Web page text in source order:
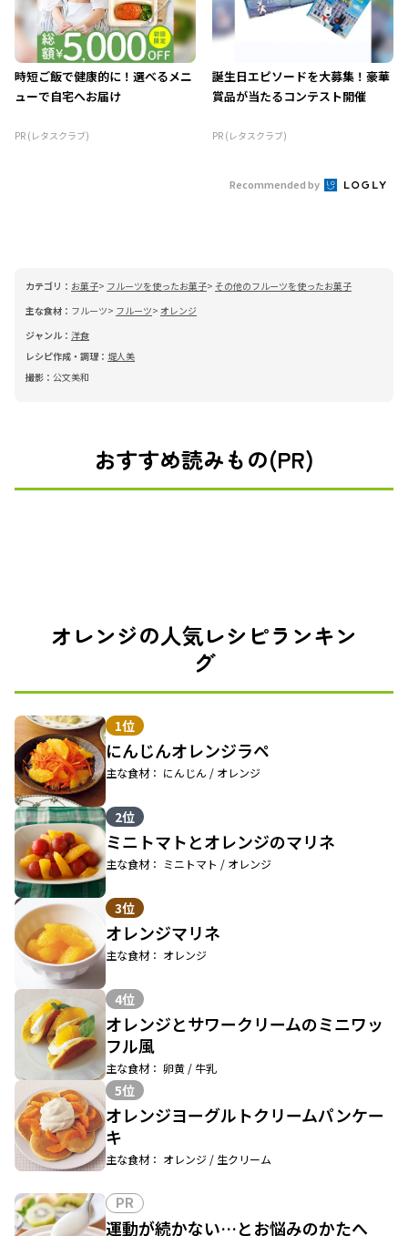
時短ご飯で健康的に！選べるメニ
ューで自宅へお届け
PR (レタスクラブ)
誕生日エピソードを大募集！豪華
賞品が当たるコンテスト開催
PR (レタスクラブ)
Recommended by
カテゴリ： お菓子 フルーツを使ったお菓子 その他のフルーツを使ったお菓子
主な食材： フルーツ フルーツ
オレンジ
ジャンル： 洋食
レシピ作成・調理： 堤人美
撮影： 公文美和
おすすめ読みもの(PR)
オレンジの人気レシピランキン
グ
1位
にんじんオレンジラペ
主な食材： にんじん / オレンジ
2位
ミニトマトとオレンジのマリネ
主な食材： ミニトマト / オレンジ
3位
オレンジマリネ
主な食材： オレンジ
4位
オレンジとサワークリームのミニワッ
フル風
主な食材： 卵黄 / 牛乳
5位
オレンジヨーグルトクリームパンケー
キ
主な食材： オレンジ / 生クリーム
PR
運動が続かない…とお悩みのかたへ